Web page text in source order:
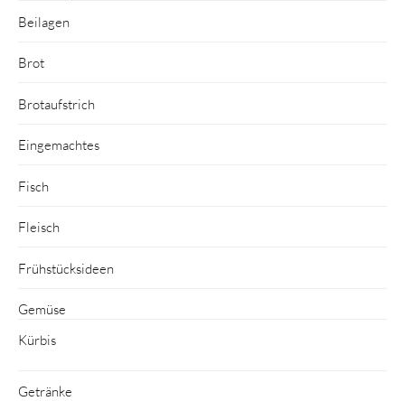
Beilagen
Brot
Brotaufstrich
Eingemachtes
Fisch
Fleisch
Frühstücksideen
Gemüse
Kürbis
Getränke